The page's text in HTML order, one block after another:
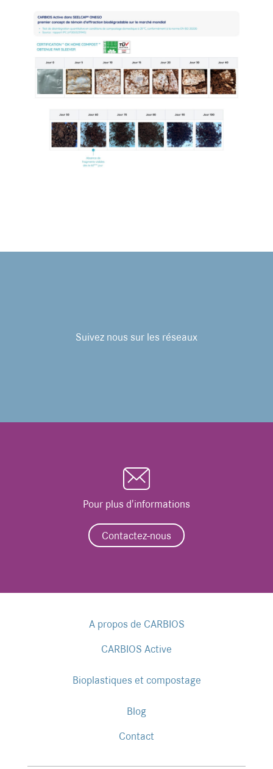
Suivez nous sur les réseaux
Pour plus d'informations
Contactez-nous
A propos de CARBIOS
CARBIOS Active
Bioplastiques et compostage
Blog
Contact